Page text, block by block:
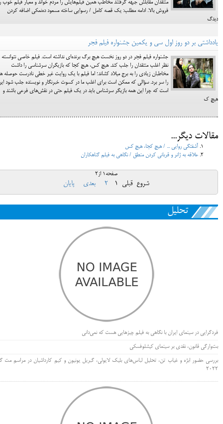
منتقدان مقابلش جبهه گرفتند مخاطب همین فیلم‌هایش را مردم خواند و معیار فیلم خوب
فروش بالا. ادامه مطلب: یک قصه کامل / رسوایی ساخته مسعود ده‌نمکی اضافه کردن
دیدگ
یادداشتی بر دو روز اول سی و یکمین جشنواره فیلم فجر
جشنواره فیلم فجر در دو روز نخست هیچ برگ برنده‌ای نداشته است. فیلم خاصی نتوانسته
نظر اغلب منتقدان را جلب کند. هیچ کس، هیچ کجا که بازیگران سرشناسی را داشت
مخاطبان زیادی را به برج میلاد کشاند؛ اما فیلم با یک روایت غیر خطی نادرست حوصله
را سر برد. سؤالی که ممکن است برای اغلب ما در کسوت خبرنگار و نویسنده جلب شود
است که چرا این همه بازیگر سرشناس باید در یک فیلم حتی در نقش‌های فرعی باشند و
هیچ ک
مقالات دیگر...
آشفتگی روایی ... / هیچ کجا، هیچ کس
علاقه به ژانر و قربانی کردن منطق / نگاهی به فیلم گناهکاران
صفحه1 از2
شروع قبلی 1
2 بعدی پایان
تحلیل
فردگرایی در سینمای ایران با نگاهی به فیلم چیزهایی هست که نمی‌دانی
بت‌وارگی قانون، نقدی بر سینمای کیشلوفسکی
بررسی حضور ابژه و غیاب تن، تحلیل لباس‌های بلیک لایولی، گبریل یونیون و کیم کارداشیان در مراسم مت
۲۰۲۲